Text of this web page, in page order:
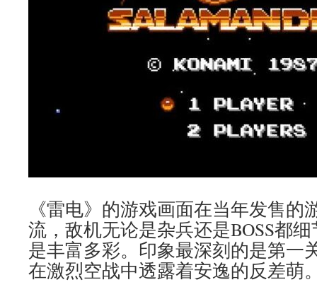
《雷电》的游戏画面在当年发售的
流，敌机无论是杂兵还是BOSS都
是丰富多彩。印象最深刻的是第一
在激烈空战中透露着安逸的反差萌